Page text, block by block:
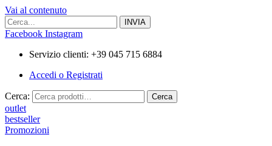
Vai al contenuto
Facebook Instagram
Servizio clienti: +39 045 715 6884
Accedi o Registrati
Cerca: Cerca
outlet
bestseller
Promozioni